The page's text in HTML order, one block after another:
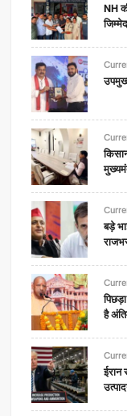
NH
बड़े
है
ईरान